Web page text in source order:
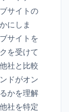
サイトの
にしま
サイトを
を受けて
社と比較
ドがオン
かを理解
社を特定